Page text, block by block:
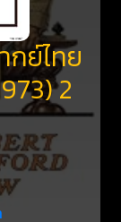
ย์ไทย
2